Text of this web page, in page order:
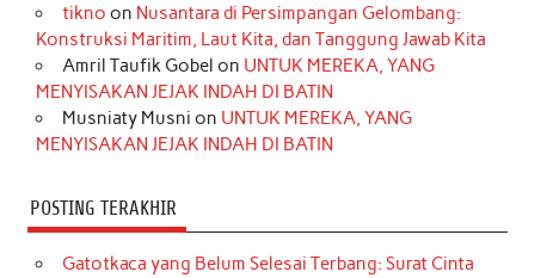
o
k
r
a
m
e
s
t
I
n
r
e
tikno on Nusantara di Persimpangan Gelombang:
Konstruksi Maritim, Laut Kita, dan Tanggung Jawab Kita
Amril Taufik Gobel on UNTUK MEREKA, YANG
MENYISAKAN JEJAK INDAH DI BATIN
Musniaty Musni on UNTUK MEREKA, YANG
MENYISAKAN JEJAK INDAH DI BATIN
POSTING TERAKHIR
Gatotkaca yang Belum Selesai Terbang: Surat Cinta